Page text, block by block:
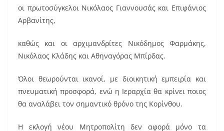
οι πρωτοσύγκελοι Νικόλαος Γιαννουσάς και Επιφάνιος
Αρβανίτης,
καθώς και οι αρχιμανδρίτες Νικόδημος Φαρμάκης,
Νικόλαος Κλάδης και Αθηναγόρας Μπίρδας.
Όλοι θεωρούνται ικανοί, με διοικητική εμπειρία και
πνευματική προσφορά, ενώ η Ιεραρχία θα κρίνει ποιος
θα αναλάβει τον σημαντικό θρόνο της Κορίνθου.
Η εκλογή νέου Μητροπολίτη δεν αφορά μόνο τα